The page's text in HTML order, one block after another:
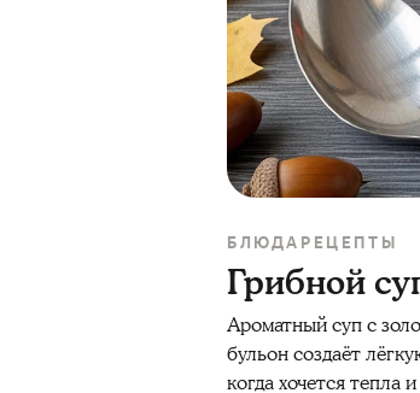
БЛЮДА РЕЦЕПТЫ
Грибной
Ароматный суп с
бульон создаёт
когда хочется тепла